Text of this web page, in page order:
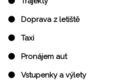
⚫ Doprava z letiště
⚫ Taxi
⚫ Pronájem aut
⚫ Vstupenky a výlety